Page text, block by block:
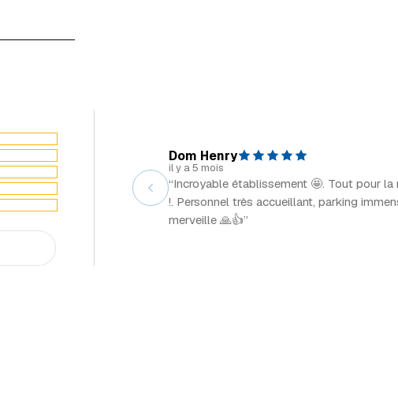
Dom Henry
il y a 5 mois
“Incroyable établissement 🤩. Tout pour
!. Personnel très accueillant, parking
merveille 🙏👍”